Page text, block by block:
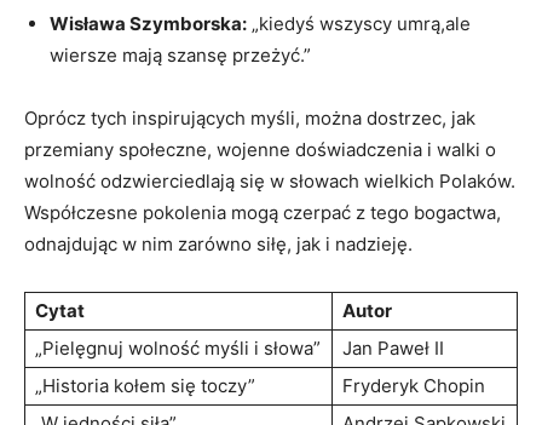
Wisława Szymborska: „kiedyś wszyscy umrą,ale‌
wiersze mają ​szansę przeżyć.”
Oprócz tych inspirujących myśli, można dostrzec, jak
‌przemiany społeczne, wojenne doświadczenia‍ i walki o ​
wolność odzwierciedlają się w słowach wielkich Polaków.
⁢Współczesne pokolenia⁢ mogą czerpać z tego bogactwa,
odnajdując w nim​ zarówno​ siłę, jak i nadzieję.
Cytat
Autor
„Pielęgnuj wolność myśli i słowa”
Jan Paweł II
„Historia ​kołem się toczy”
Fryderyk Chopin